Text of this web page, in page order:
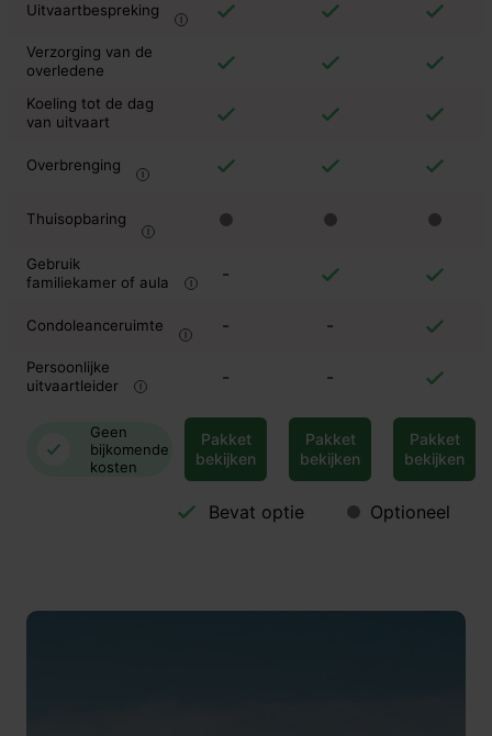
Uitvaartbespreking
Verzorging van de
overledene
Koeling tot de dag
van uitvaart
Overbrenging
Thuisopbaring
Gebruik
familiekamer of aula
-
Condoleanceruimte - -
Persoonlijke
uitvaartleider
- -
Geen
bijkomende
kosten
Pakket
bekijken
Pakket
bekijken
Pakket
bekijken
Bevat optie Optioneel